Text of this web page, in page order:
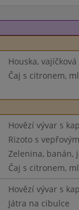
Houska,
Čaj s citronem,
Hovězí vývar s
Rizoto s
Zelenina, banán,
Čaj s citronem,
Hovězí vývar s
Játra na cibulce